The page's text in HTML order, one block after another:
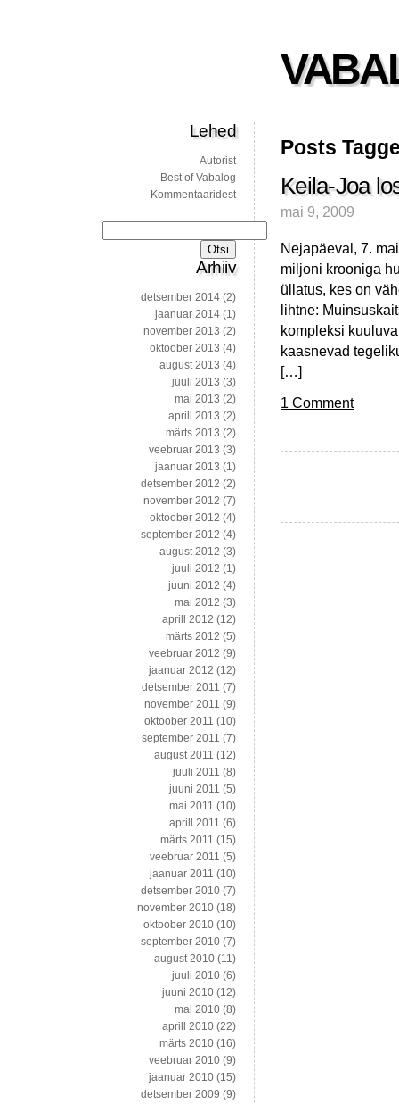
Posts
Keila-Joa
mai 9, 2009
Nejapäeval, 7.
miljoni krooniga
üllatus, kes on
lihtne:
kompleksi
kaasnevad
[…]
1 Comment
Lehed
Autorist
Best of Vabalog
Kommentaaridest
Arhiiv
detsember 2014 (2)
jaanuar 2014 (1)
november 2013 (2)
oktoober 2013 (4)
august 2013 (4)
juuli 2013 (3)
mai 2013 (2)
aprill 2013 (2)
märts 2013 (2)
veebruar 2013 (3)
jaanuar 2013 (1)
detsember 2012 (2)
november 2012 (7)
oktoober 2012 (4)
september 2012 (4)
august 2012 (3)
juuli 2012 (1)
juuni 2012 (4)
mai 2012 (3)
aprill 2012 (12)
märts 2012 (5)
veebruar 2012 (9)
jaanuar 2012 (12)
detsember 2011 (7)
november 2011 (9)
oktoober 2011 (10)
september 2011 (7)
august 2011 (12)
juuli 2011 (8)
juuni 2011 (5)
mai 2011 (10)
aprill 2011 (6)
märts 2011 (15)
veebruar 2011 (5)
jaanuar 2011 (10)
detsember 2010 (7)
november 2010 (18)
oktoober 2010 (10)
september 2010 (7)
august 2010 (11)
juuli 2010 (6)
juuni 2010 (12)
mai 2010 (8)
aprill 2010 (22)
märts 2010 (16)
veebruar 2010 (9)
jaanuar 2010 (15)
detsember 2009 (9)